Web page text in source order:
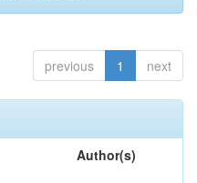
previous 1 next
Author(s)